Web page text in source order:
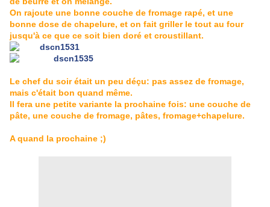
On rajoute une bonne couche de fromage rapé, et une
bonne dose de chapelure, et on fait griller le tout au four
jusqu'à ce que ce soit bien doré et croustillant.
Le chef du soir était un peu déçu: pas assez de fromage,
mais c'était bon quand même.
Il fera une petite variante la prochaine fois: une couche de
pâte, une couche de fromage, pâtes, fromage+chapelure.
A quand la prochaine ;)